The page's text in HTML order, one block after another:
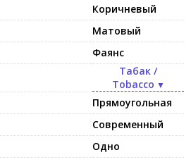
Коричневый
Матовый
Фаянс
Табак /
Tobacco
Прямоугольная
Современный
Одно